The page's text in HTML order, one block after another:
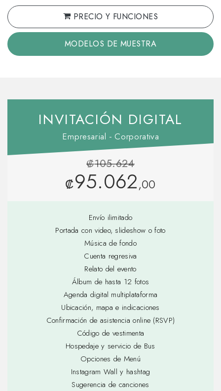
PRECIO Y FUNCIONES
MODELOS DE MUESTRA
INVITACIÓN DIGITAL
Empresarial - Corporativa
₡105.624
₡95.062,00
Envío ilimitado
Portada con video, slideshow o foto
Música de fondo
Cuenta regresiva
Relato del evento
Álbum de hasta 12 fotos
Agenda digital multiplataforma
Ubicación, mapa e indicaciones
Confirmación de asistencia online (RSVP)
Código de vestimenta
Hospedaje y servicio de Bus
Opciones de Menú
Instagram Wall y hashtag
Sugerencia de canciones